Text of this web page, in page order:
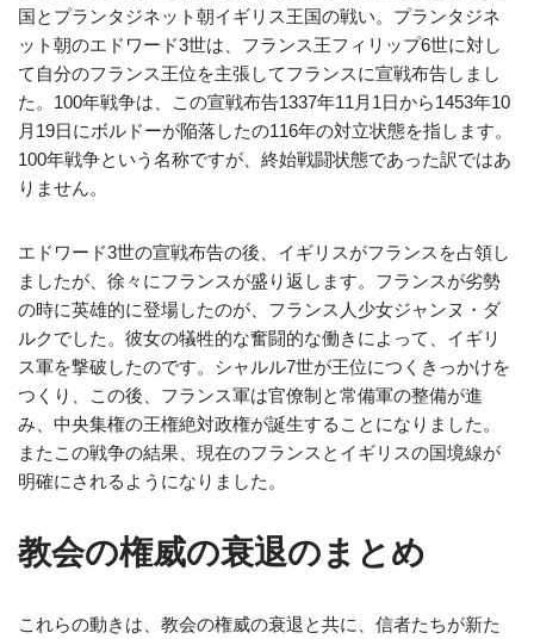
国とプランタジネット朝イギリス王国の戦い。プランタジネ
ット朝のエドワード3世は、フランス王フィリップ6世に対し
て自分のフランス王位を主張してフランスに宣戦布告しまし
た。100年戦争は、この宣戦布告1337年11月1日から1453年10
月19日にボルドーが陥落したの116年の対立状態を指します。
100年戦争という名称ですが、終始戦闘状態であった訳ではあ
りません。
エドワード3世の宣戦布告の後、イギリスがフランスを占領し
ましたが、徐々にフランスが盛り返します。フランスが劣勢
の時に英雄的に登場したのが、フランス人少女ジャンヌ・ダ
ルクでした。彼女の犠牲的な奮闘的な働きによって、イギリ
ス軍を撃破したのです。シャルル7世が王位につくきっかけを
つくり、この後、フランス軍は官僚制と常備軍の整備が進
み、中央集権の王権絶対政権が誕生することになりました。
またこの戦争の結果、現在のフランスとイギリスの国境線が
明確にされるようになりました。
教会の権威の衰退のまとめ
これらの動きは、教会の権威の衰退と共に、信者たちが新た